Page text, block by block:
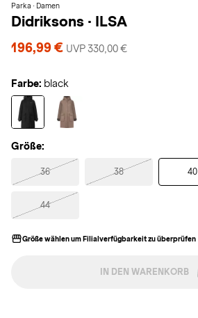
Parka · Damen
Didriksons · ILSA
196,99 € UVP 330,00 €
Farbe: black
Größe:
36 38 40
44
Größe wählen um Filialverfügbarkeit zu überprüfen
IN DEN WARENKORB